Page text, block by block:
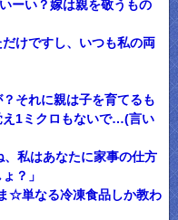
ーい？嫁は親を敬うもの
けですし、いつも私の両
それに親は子を育てるも
え1ミクロもないで…(言い
、私はあなたに家事の仕方
？」
☆単なる冷凍食品しか教わ